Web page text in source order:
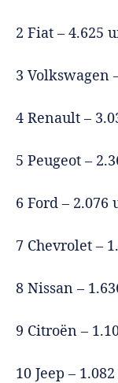
2 Fiat – 4.625
3 Volkswagen
4 Renault –
5 Peugeot –
6 Ford – 2.076
7 Chevrolet –
8 Nissan –
9 Citroën –
10 Jeep –